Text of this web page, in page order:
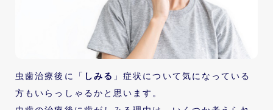
虫歯治療後に「 しみる 」症状について気になっている
方もいらっしゃるかと思います。